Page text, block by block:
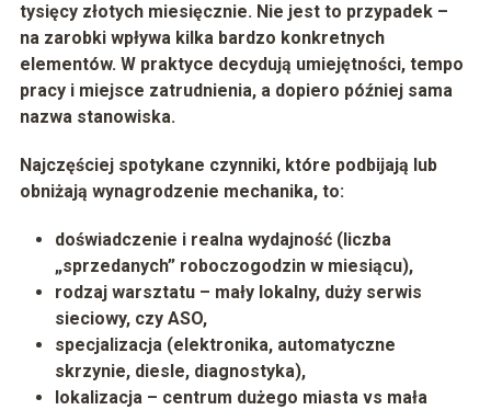
tysięcy złotych miesięcznie. Nie jest to przypadek –
na zarobki wpływa kilka bardzo konkretnych
elementów. W praktyce decydują umiejętności, tempo
pracy i miejsce zatrudnienia, a dopiero później sama
nazwa stanowiska.
Najczęściej spotykane czynniki, które podbijają lub
obniżają wynagrodzenie mechanika, to:
doświadczenie i realna wydajność (liczba
„sprzedanych” roboczogodzin w miesiącu),
rodzaj warsztatu – mały lokalny, duży serwis
sieciowy, czy ASO,
specjalizacja (elektronika, automatyczne
skrzynie, diesle, diagnostyka),
lokalizacja – centrum dużego miasta vs mała